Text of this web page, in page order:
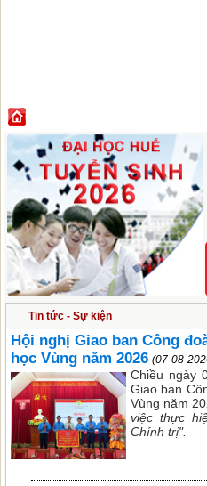
Tin tức - Sự kiện
Hội nghị Giao ban Công
học Vùng năm 2026 (07-08-
Chiều ngày
Giao ban
Vùng năm
việc thực
Chính trị".